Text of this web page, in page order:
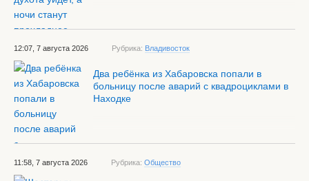
12:07, 7 августа 2026 Рубрика: Владивосток
Два ребёнка из Хабаровска попали в
больницу после аварий с квадроциклами в
Находке
11:58, 7 августа 2026 Рубрика: Общество